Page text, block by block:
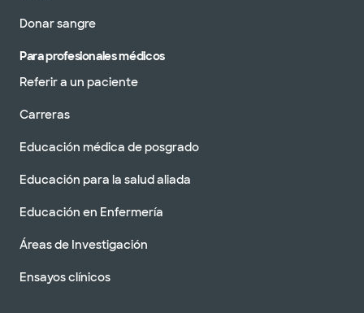
Donar sangre
Para profesionales médicos
Referir a un paciente
Carreras
Educación médica de posgrado
Educación para la salud aliada
Educación en Enfermería
Áreas de Investigación
Ensayos clínicos